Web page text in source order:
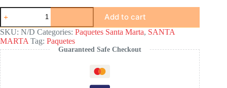
Santa
Marta
en
5
días:
Paquete
4
noches
con
Add to cart
SKU: N/D Categories: Paquetes Santa Marta, SANTA
MARTA Tag: Paquetes
Guaranteed Safe Checkout